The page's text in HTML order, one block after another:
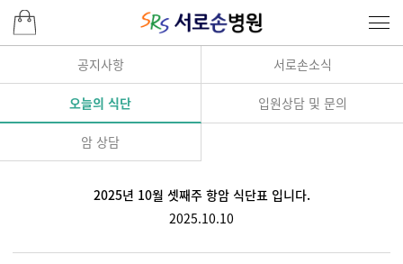
공지사항 서로손소식
오늘의 식단 입원상담 및 문의
암 상담
2025년 10월 셋째주 항암 식단표 입니다.
2025.10.10